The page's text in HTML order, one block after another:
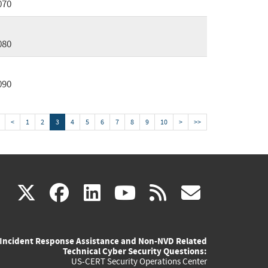
< 1 2 3 4 5 6 7 8 9 10 > >>
X(link
external)
facebook
(link
external)
linkedin
(link
external)
youtube
(link
external)
rss
Incident Response Assistance and Non-NVD Related
Technical Cyber Security Questions:
US-CERT Security Operations Center